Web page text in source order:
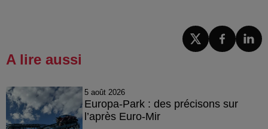
A lire aussi
5 août 2026
Europa-Park : des précisons sur
l’après Euro-Mir